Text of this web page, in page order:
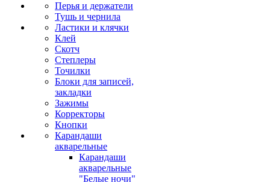
Перья и держатели
Тушь и чернила
Ластики и клячки
Клей
Скотч
Степлеры
Точилки
Блоки для записей,
закладки
Зажимы
Корректоры
Кнопки
Карандаши
акварельные
Карандаши
акварельные
"Белые ночи"